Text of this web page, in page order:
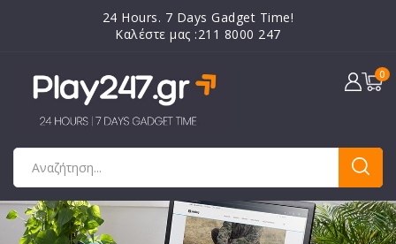
24 Hours. 7 Days Gadget Time!
Καλέστε μας :211 8000 247
0